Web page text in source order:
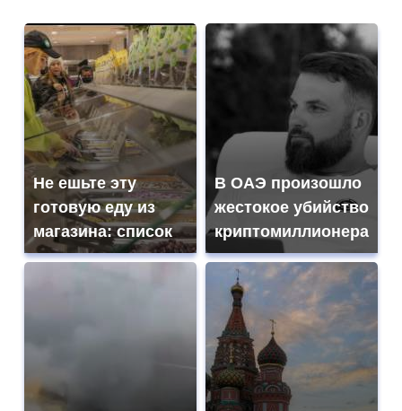
Не ешьте эту
готовую еду из
магазина: список
В ОАЭ произошло
жестокое убийство
криптомиллионера